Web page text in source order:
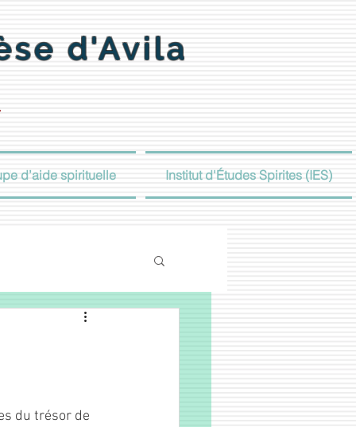
d'Avila
d’aide spirituelle Institut d'Études Spirites (IES)
du trésor de